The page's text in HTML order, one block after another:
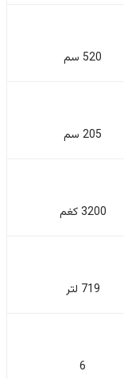
520 سم
205 سم
3200 كغم
719 لتر
6